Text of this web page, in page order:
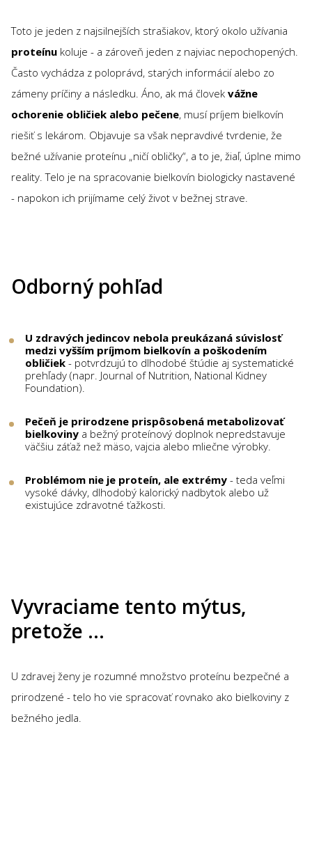
Toto je jeden z najsilnejších strašiakov, ktorý okolo užívania
proteínu koluje - a zároveň jeden z najviac nepochopených.
Často vychádza z poloprávd, starých informácií alebo zo
zámeny príčiny a následku. Áno, ak má človek vážne
ochorenie obličiek alebo pečene, musí príjem bielkovín
riešiť s lekárom. Objavuje sa však nepravdivé tvrdenie, že
bežné užívanie proteínu „ničí obličky“, a to je, žiaľ, úplne mimo
reality. Telo je na spracovanie bielkovín biologicky nastavené
- napokon ich prijímame celý život v bežnej strave.
Odborný pohľad
U zdravých jedincov nebola preukázaná súvislosť
medzi vyšším príjmom bielkovín a poškodením
obličiek - potvrdzujú to dlhodobé štúdie aj systematické
prehľady (napr. Journal of Nutrition, National Kidney
Foundation).
Pečeň je prirodzene prispôsobená metabolizovať
bielkoviny a bežný proteínový doplnok nepredstavuje
väčšiu záťaž než mäso, vajcia alebo mliečne výrobky.
Problémom nie je proteín, ale extrémy - teda veľmi
vysoké dávky, dlhodobý kalorický nadbytok alebo už
existujúce zdravotné ťažkosti.
Vyvraciame tento mýtus,
pretože …
U zdravej ženy je rozumné množstvo proteínu bezpečné a
prirodzené - telo ho vie spracovať rovnako ako bielkoviny z
bežného jedla.